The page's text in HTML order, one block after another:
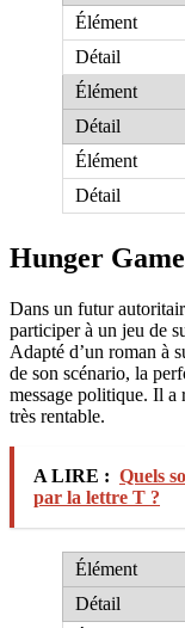
Hunger
Dans un futur
participer à un jeu de
Adapté d’un roman à
de son scénario, la
message politique. Il a
très rentable.
A LIRE : Quels
par la lettre T ?